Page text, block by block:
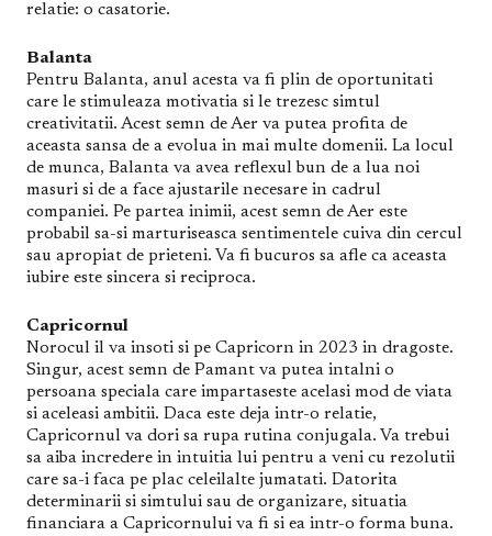
relatie: o casatorie.
Balanta
Pentru Balanta, anul acesta va fi plin de oportunitati
care le stimuleaza motivatia si le trezesc simtul
creativitatii. Acest semn de Aer va putea profita de
aceasta sansa de a evolua in mai multe domenii. La locul
de munca, Balanta va avea reflexul bun de a lua noi
masuri si de a face ajustarile necesare in cadrul
companiei. Pe partea inimii, acest semn de Aer este
probabil sa-si marturiseasca sentimentele cuiva din cercul
sau apropiat de prieteni. Va fi bucuros sa afle ca aceasta
iubire este sincera si reciproca.
Capricornul
Norocul il va insoti si pe Capricorn in 2023 in dragoste.
Singur, acest semn de Pamant va putea intalni o
persoana speciala care impartaseste acelasi mod de viata
si aceleasi ambitii. Daca este deja intr-o relatie,
Capricornul va dori sa rupa rutina conjugala. Va trebui
sa aiba incredere in intuitia lui pentru a veni cu rezolutii
care sa-i faca pe plac celeilalte jumatati. Datorita
determinarii si simtului sau de organizare, situatia
financiara a Capricornului va fi si ea intr-o forma buna.